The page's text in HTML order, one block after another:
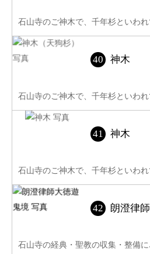
石山寺のご神木で、千年杉といわれ
神木
石山寺のご神木で、千年杉といわれ
神木
石山寺のご神木で、千年杉といわれ
朗澄律
石山寺の経典・聖教の収集・整備